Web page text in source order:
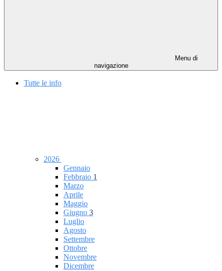
Menu di
navigazione
Tutte le info
2026
Gennaio
Febbraio 1
Marzo
Aprile
Maggio
Giugno 3
Luglio
Agosto
Settembre
Ottobre
Novembre
Dicembre